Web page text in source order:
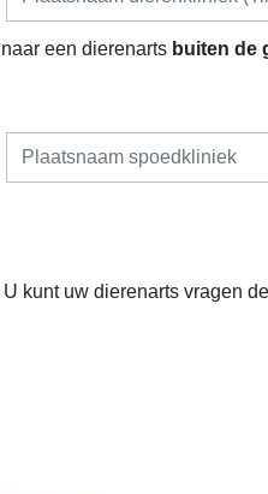
een dierenarts buiten de
kunt uw dierenarts vragen